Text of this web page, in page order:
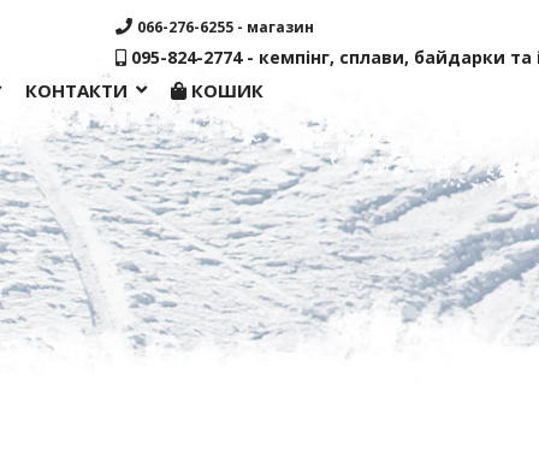
КОНТАКТИ КОШИК
066-276-6255 - магазин
095-824-2774 - кемпінг, сплави, байдарки та